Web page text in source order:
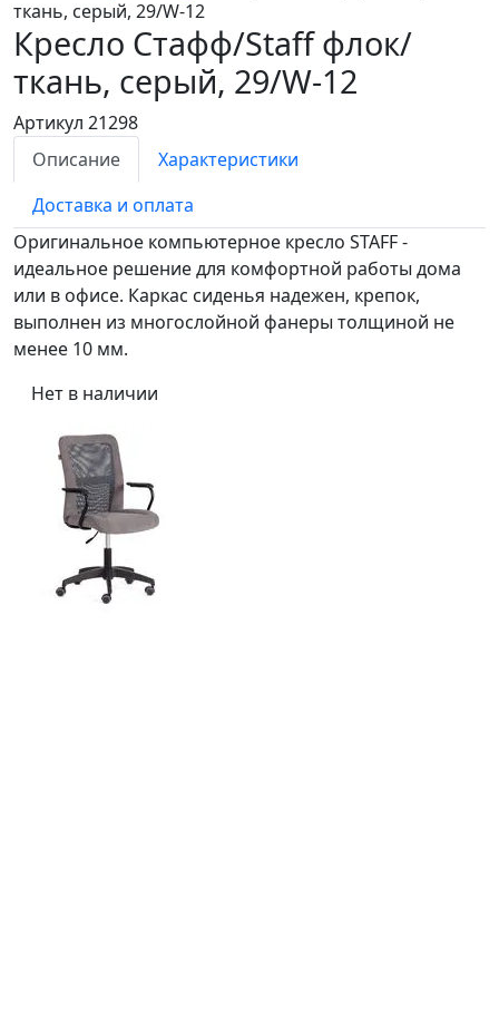
ткань, серый, 29/W-12
Кресло Стафф/Staffфлок/
ткань, серый, 29/W-12
Артикул 21298
Описание
Характеристики
Доставка и оплата
Оригинальное компьютерное кресло STAFF -
идеальное решение для комфортной работы дома
или в офисе. Каркас сиденья надежен, крепок,
выполнен из многослойной фанеры толщиной не
менее 10 мм.
Нет в наличии